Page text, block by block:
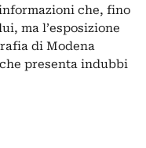
che, fino
ma l’esposizione
di Modena
presenta indubbi